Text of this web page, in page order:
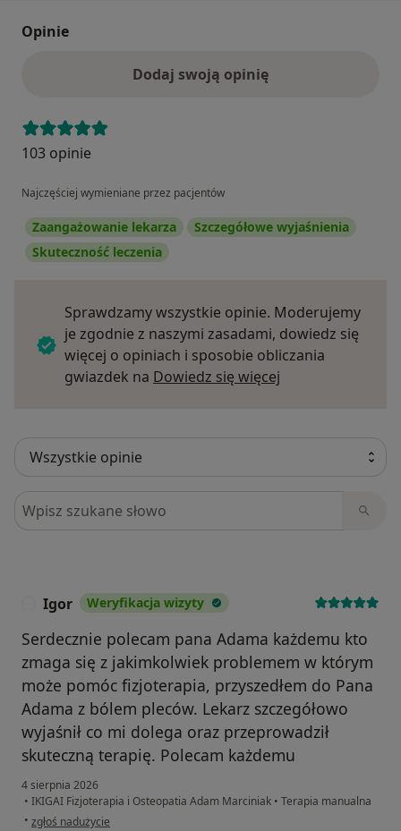
Opinie
Dodaj swoją opinię
103 opinie
Najczęściej wymieniane przez pacjentów
Zaangażowanie lekarza
Szczegółowe wyjaśnienia
Skuteczność leczenia
Sprawdzamy wszystkie opinie. Moderujemy
je zgodnie z naszymi zasadami, dowiedz się
więcej o opiniach i sposobie obliczania
gwiazdek na Dowiedz się więcej
Szukaj w opiniach
Igor Weryfikacja wizyty
Serdecznie polecam pana Adama każdemu kto
zmaga się z jakimkolwiek problemem w którym
może pomóc fizjoterapia, przyszedłem do Pana
Adama z bólem pleców. Lekarz szczegółowo
wyjaśnił co mi dolega oraz przeprowadził
skuteczną terapię. Polecam każdemu
4 sierpnia 2026
• IKIGAI Fizjoterapia i Osteopatia Adam Marciniak • Terapia manualna
• w opinii użytkownika Igor
zgłoś nadużycie